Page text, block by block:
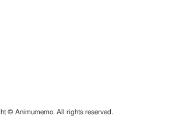
© Animumemo. All rights reserved.